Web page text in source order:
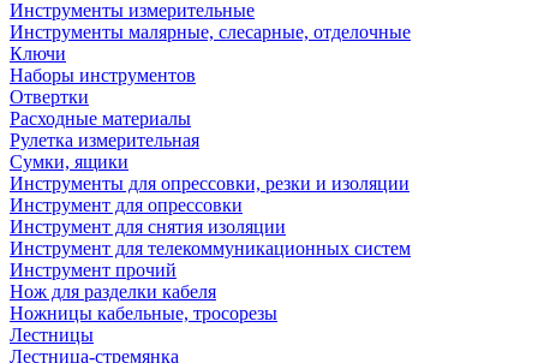
Инструменты измерительные
Инструменты малярные, слесарные, отделочные
Ключи
Наборы инструментов
Отвертки
Расходные материалы
Рулетка измерительная
Сумки, ящики
Инструменты для опрессовки, резки и изоляции
Инструмент для опрессовки
Инструмент для снятия изоляции
Инструмент для телекоммуникационных систем
Инструмент прочий
Нож для разделки кабеля
Ножницы кабельные, тросорезы
Лестницы
Лестница-стремянка